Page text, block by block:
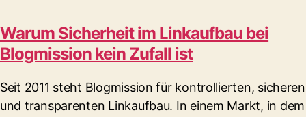
Warum Sicherheit im Linkaufbau bei
Blogmission kein Zufall ist
Seit 2011 steht Blogmission für kontrollierten, sicheren
und transparenten Linkaufbau. In einem Markt, in dem